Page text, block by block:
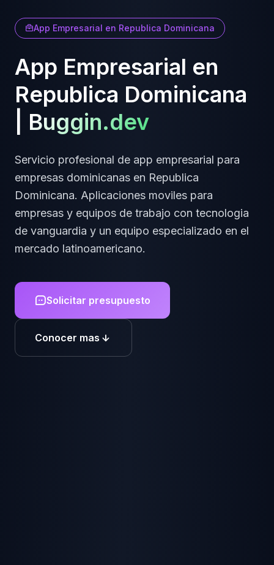
App Empresarial en Republica Dominicana
App Empresarial en
Republica Dominicana
Buggin.dev
Servicio profesional de app empresarial para
empresas dominicanas en Republica
Dominicana. Aplicaciones moviles para
empresas y equipos de trabajo con tecnologia
de vanguardia y un equipo especializado en el
mercado latinoamericano.
Solicitar presupuesto
Conocer mas